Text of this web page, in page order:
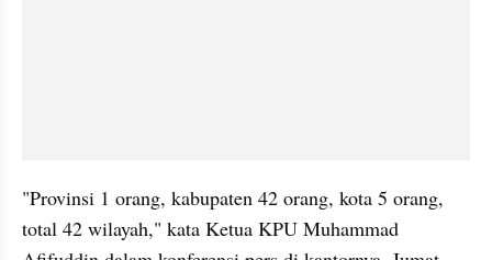
"Provinsi 1 orang, kabupaten 42 orang, kota 5 orang,
total 42 wilayah," kata Ketua KPU Muhammad